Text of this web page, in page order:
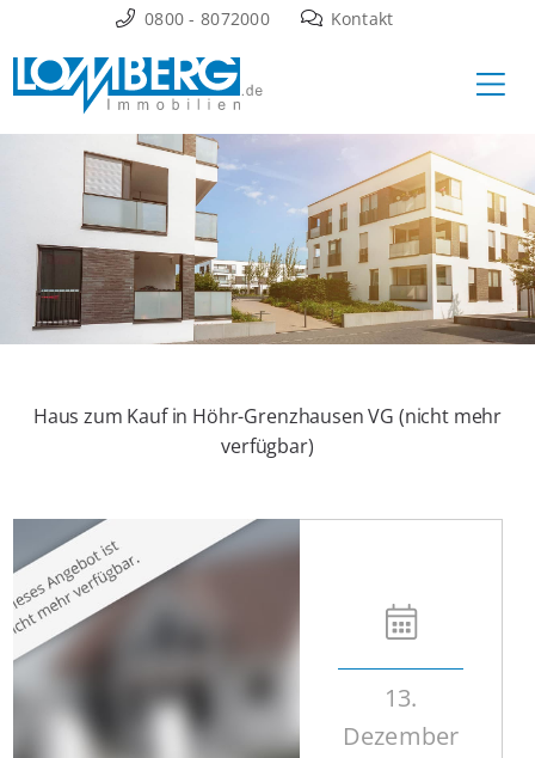
Inhalt
springen
0800 - 8072000 Kontakt
Haus zum Kauf in Höhr-Grenzhausen VG (nicht mehr
verfügbar)
13.
Dezember